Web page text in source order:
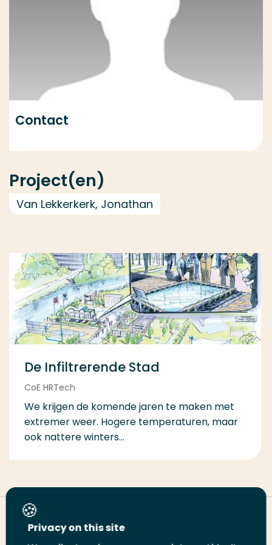
Contact
Project(en)
Van Lekkerkerk, Jonathan
De Infiltrerende Stad
CoE HRTech
We krijgen de komende jaren te maken met
extremer weer. Hogere temperaturen, maar
ook nattere winters...
Deel deze pagina
Privacy on this site